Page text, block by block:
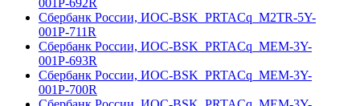
001Р-692R
Сбербанк России, ИОС-BSK_PRTACq_M2TR-5Y-
001Р-711R
Сбербанк России, ИОС-BSK_PRTACq_MEM-3Y-
001Р-693R
Сбербанк России, ИОС-BSK_PRTACq_MEM-3Y-
001Р-700R